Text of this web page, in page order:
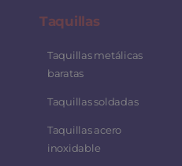
Taquillas
Taquillas metálicas
baratas
Taquillas soldadas
Taquillas acero
inoxidable